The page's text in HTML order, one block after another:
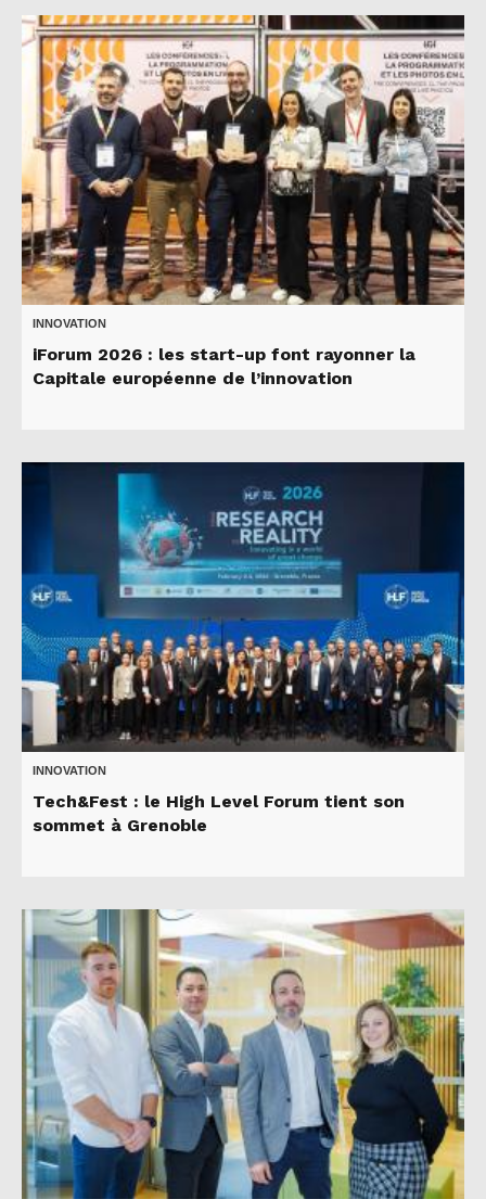
INNOVATION
iForum 2026 : les start-up font rayonner la
Capitale européenne de l’innovation
INNOVATION
Tech&Fest : le High Level Forum tient son
sommet à Grenoble